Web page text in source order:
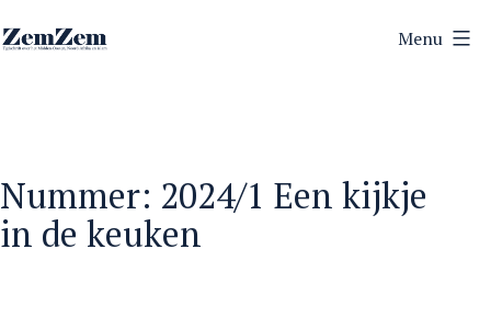
naar
Menu
Nummer: 2024/1 Een kijkje
in de keuken